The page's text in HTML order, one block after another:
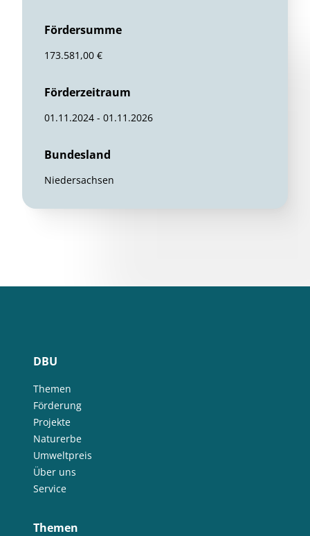
Fördersumme
173.581,00 €
Förderzeitraum
01.11.2024 - 01.11.2026
Bundesland
Niedersachsen
DBU
Themen
Förderung
Projekte
Naturerbe
Umweltpreis
Über uns
Service
Themen